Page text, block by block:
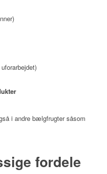
i andre bælgfrugter såsom
fordele